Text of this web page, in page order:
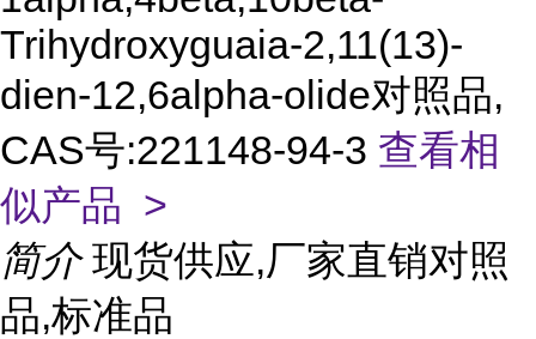
Trihydroxyguaia-2,11(13)-
dien-12,6alpha-olide对照品,
CAS号:221148-94-3 查看相
似产品 >
简介 现货供应,厂家直销对照
品,标准品